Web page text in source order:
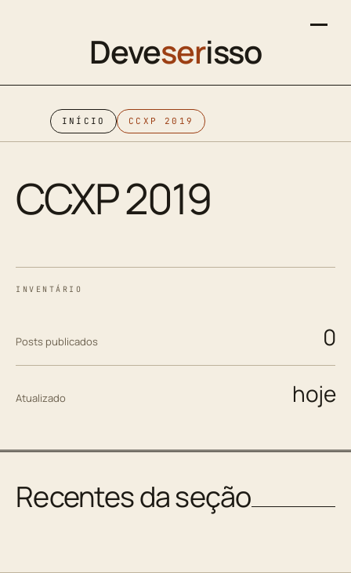
Deveserisso
INÍCIO CCXP 2019
CCXP 2019
INVENTÁRIO
Posts publicados 0
Atualizado hoje
Recentes da seção